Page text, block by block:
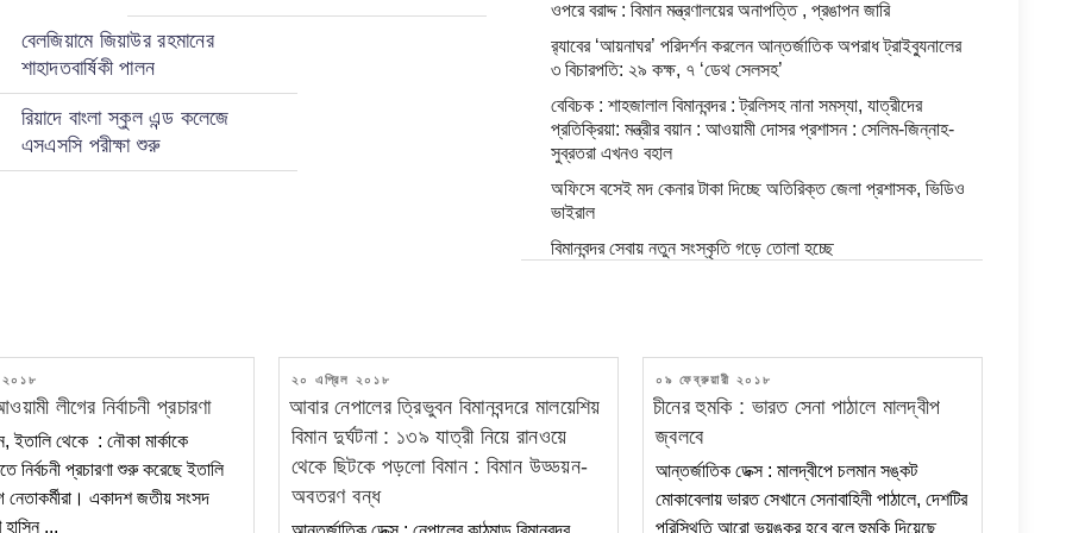
বেলজিয়ামে জিয়াউর রহমানের
শাহাদতবার্ষিকী পালন
রিয়াদে বাংলা স্কুল এন্ড কলেজে
এসএসসি পরীক্ষা শুরু
ওপরে বরাদ্দ : বিমান মন্ত্রণালয়ের অনাপত্তি , প্রঙাপন জারি
র‍্যাবের ‘আয়নাঘর’ পরিদর্শন করলেন আন্তর্জাতিক অপরাধ ট্রাইব্যুনালের
৩ বিচারপতি: ২৯ কক্ষ, ৭ ‘ডেথ সেলসহ’
বেবিচক : শাহজালাল বিমানবন্দর : ট্রলিসহ নানা সমস্যা, যাত্রীদের
প্রতিক্রিয়া: মন্ত্রীর বয়ান : আওয়ামী দোসর প্রশাসন : সেলিম-জিন্নাহ-
সুব্রতরা এখনও বহাল
অফিসে বসেই মদ কেনার টাকা দিচ্ছে অতিরিক্ত জেলা প্রশাসক, ভিডিও
ভাইরাল
বিমানবন্দর সেবায় নতুন সংস্কৃতি গড়ে তোলা হচ্ছে
যুক্তরাষ্ট্র থেকে বিশেষ ফ্লাইটে আরও ২৩ বাংলাদেশিকে দেশে ফেরত
ঢাকার এয়ারফ্রেইটে কোটি টাকার ১০১ কার্টন পণ্য আটক
হযরত শাহজালাল আন্তর্জাতিক বিমানবন্দরে গোয়েন্দা সংস্থা কর্তৃক বিশেষ
কায়দায় লুকানো ০৪ টি স্বর্ণের বার (৪৩২ গ্রাম) উদ্ধার করা প্রসঙ্গে।
বেবিচক : গেট কেলেংকারির পর এবার বাসা বরাদ্দে অনিয়ম: সেই সুব্রত
২০১৮
লীগের নির্বাচনী প্রচারণা
ইতালি থেকে : নৌকা মার্কাকে
নির্বচনী প্রচারণা শুরু করেছে ইতালি
নেতাকর্মীরা। একাদশ জতীয় সংসদ
হাসিন ...
POSTED
ON
২০ এপ্রিল ২০১৮
আবার নেপালের ত্রিভুবন বিমানবন্দরে মালয়েশিয়
বিমান দুর্ঘটনা : ১৩৯ যাত্রী নিয়ে রানওয়ে
থেকে ছিটকে পড়লো বিমান : বিমান উড্ডয়ন-
অবতরণ বন্ধ
POSTED
ON
০৯ ফেব্রুয়ারী ২০১৮
চীনের হুমকি : ভারত সেনা পাঠালে মালদ্বীপ
জ্বলবে
আন্তর্জাতিক ডেক্স : মালদ্বীপে চলমান সঙ্কট
মোকাবেলায় ভারত সেখানে সেনাবাহিনী পাঠালে, দেশটির
পরিস্থিতি আরো ভয়ঙ্কর হবে বলে হুমকি দিয়েছে